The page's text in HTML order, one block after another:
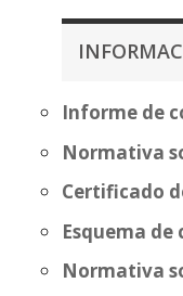
Informe de
Normativa
Certificado
Esquema
Normativa